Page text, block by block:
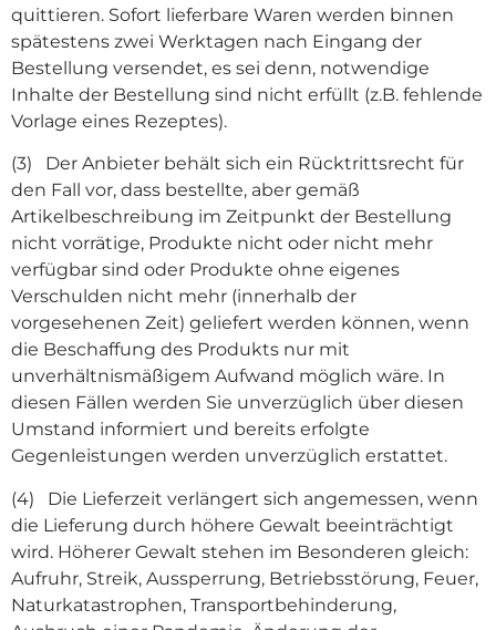
quittieren. Sofort lieferbare Waren werden binnen
spätestens zwei Werktagen nach Eingang der
Bestellung versendet, es sei denn, notwendige
Inhalte der Bestellung sind nicht erfüllt (z.B. fehlende
Vorlage eines Rezeptes).
(3) Der Anbieter behält sich ein Rücktrittsrecht für
den Fall vor, dass bestellte, aber gemäß
Artikelbeschreibung im Zeitpunkt der Bestellung
nicht vorrätige, Produkte nicht oder nicht mehr
verfügbar sind oder Produkte ohne eigenes
Verschulden nicht mehr (innerhalb der
vorgesehenen Zeit) geliefert werden können, wenn
die Beschaffung des Produkts nur mit
unverhältnismäßigem Aufwand möglich wäre. In
diesen Fällen werden Sie unverzüglich über diesen
Umstand informiert und bereits erfolgte
Gegenleistungen werden unverzüglich erstattet.
(4) Die Lieferzeit verlängert sich angemessen, wenn
die Lieferung durch höhere Gewalt beeinträchtigt
wird. Höherer Gewalt stehen im Besonderen gleich:
Aufruhr, Streik, Aussperrung, Betriebsstörung, Feuer,
Naturkatastrophen, Transportbehinderung,